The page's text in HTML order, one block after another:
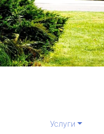
Услуги